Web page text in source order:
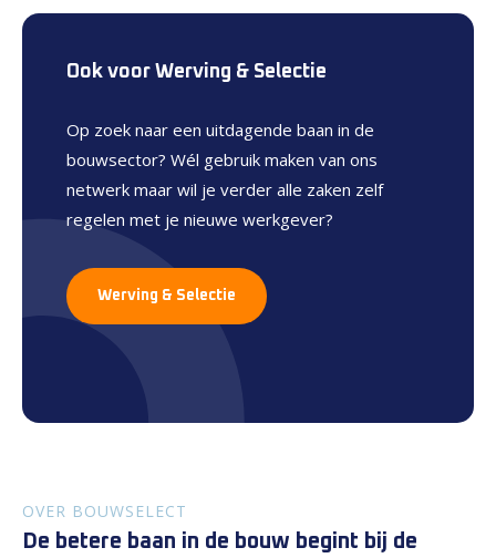
Ook voor Werving & Selectie
Op zoek naar een uitdagende baan in de
bouwsector? Wél gebruik maken van ons
netwerk maar wil je verder alle zaken zelf
regelen met je nieuwe werkgever?
Werving & Selectie
OVER BOUWSELECT
De betere baan in de bouw begint bij de